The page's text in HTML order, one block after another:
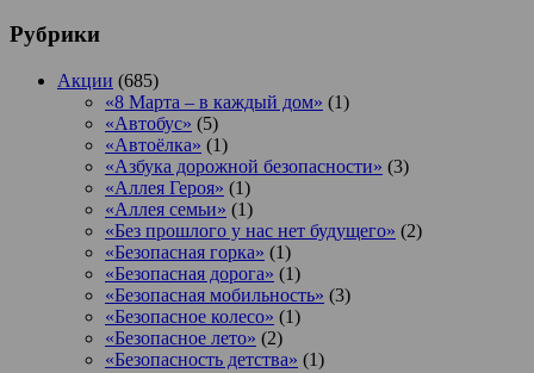
Рубрики
Акции (685)
«8 Марта – в каждый дом» (1)
«Автобус» (5)
«Автоёлка» (1)
«Азбука дорожной безопасности» (3)
«Аллея Героя» (1)
«Аллея семьи» (1)
«Без прошлого у нас нет будущего» (2)
«Безопасная горка» (1)
«Безопасная дорога» (1)
«Безопасная мобильность» (3)
«Безопасное колесо» (1)
«Безопасное лето» (2)
«Безопасность детства» (1)